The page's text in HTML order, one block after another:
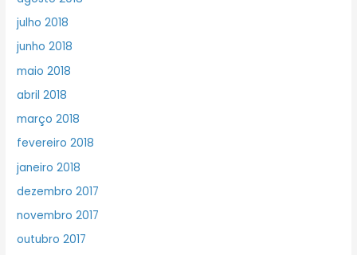
julho 2018
junho 2018
maio 2018
abril 2018
março 2018
fevereiro 2018
janeiro 2018
dezembro 2017
novembro 2017
outubro 2017